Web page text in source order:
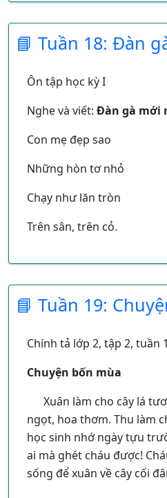
📘 Tuần 18: Đàn
Ôn tập học kỳ I
Nghe và viết: Đàn gà mới
Con mẹ đẹp sao
Những hòn tơ nhỏ
Chạy như lăn tròn
Trên sân, trên cỏ.
Vườn trưa gió mát
Bướm bay dập rờn
Quanh đôi chân mẹ
Một rừng chân con.
📘 Tuần 19:
Chính tả lớp 2, tập 2, tuần
Chuyện bốn mùa
Xuân làm cho cây lá
ngọt, hoa thơm. Thu làm
học sinh nhớ ngày tựu
ai mà ghét cháu được!
sống để xuân về cây cối